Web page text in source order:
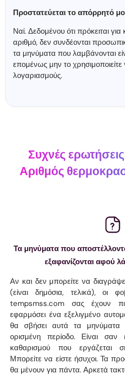
Προστατεύεται το απόρρητό
Ναί. Δεδομένου ότι πρόκειται
αριθμό, δεν συνδέονται
τα μηνύματα που λαμβάνονται
επομένως μην το χρησιμοποιείτε
λογαριασμούς.
Συχνές
Αριθμός
Τα μηνύματα που
εξαφανίζονται αφού
Αν και δεν μπορείτε να
(είναι δημόσια, τελικά), οι
tempsmss.com σας έχουν
εφαρμόσει ένα εξελιγμένο
θα σβήσει αυτά τα
ορισμένη περίοδο. Είναι σαν
καθαρισμού που εργάζεται
Μπορείτε να είστε ήσυχοι. Τα
θα μένουν για πάντα. Αρκετά